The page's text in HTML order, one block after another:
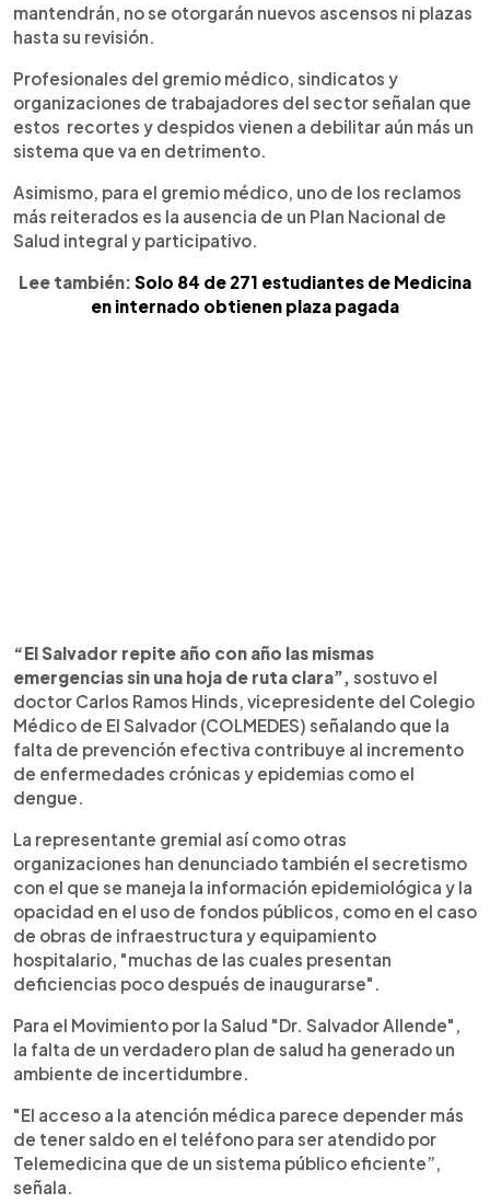
mantendrán, no se otorgarán nuevos ascensos ni plazas
hasta su revisión.
Profesionales del gremio médico, sindicatos y
organizaciones de trabajadores del sector señalan que
estos recortes y despidos vienen a debilitar aún más un
sistema que va en detrimento.
Asimismo, para el gremio médico, uno de los reclamos
más reiterados es la ausencia de un Plan Nacional de
Salud integral y participativo.
Lee también: Solo 84 de 271 estudiantes de Medicina
en internado obtienen plaza pagada
“El Salvador repite año con año las mismas
emergencias sin una hoja de ruta clara”, sostuvo el
doctor Carlos Ramos Hinds, vicepresidente del Colegio
Médico de El Salvador (COLMEDES) señalando que la
falta de prevención efectiva contribuye al incremento
de enfermedades crónicas y epidemias como el
dengue.
La representante gremial así como otras
organizaciones han denunciado también el secretismo
con el que se maneja la información epidemiológica y la
opacidad en el uso de fondos públicos, como en el caso
de obras de infraestructura y equipamiento
hospitalario, "muchas de las cuales presentan
deficiencias poco después de inaugurarse".
Para el Movimiento por la Salud "Dr. Salvador Allende",
la falta de un verdadero plan de salud ha generado un
ambiente de incertidumbre.
"El acceso a la atención médica parece depender más
de tener saldo en el teléfono para ser atendido por
Telemedicina que de un sistema público eficiente”,
señala.